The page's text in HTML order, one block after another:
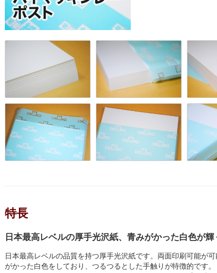
特長
日本最高レベルの厚手光沢紙、青みがかった白色が輝
日本最高レベルの品質を持つ厚手光沢紙です。両面印刷可能が
がかった白色をしており、つるつるとした手触りが特徴的です